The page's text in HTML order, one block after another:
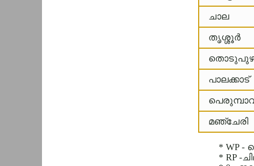
ചാല
തൃശ്ശൂര്‍
പാലക്കാട്‌
മഞ്ചേരി
* WP -
* RP -